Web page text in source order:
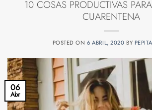
10 COSAS PRODUCTIVAS
CUARENTENA
POSTED ON6 ABRIL, 2020 BY
06
Abr